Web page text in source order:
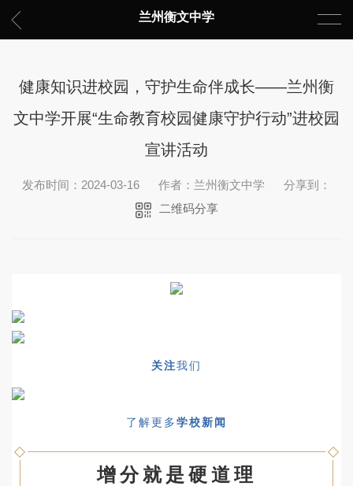
兰州衡文中学
健康知识进校园，守护生命伴成长——兰州衡
文中学开展“生命教育校园健康守护行动”进校园
宣讲活动
发布时间：2024-03-16 作者：兰州衡文中学
分享到：
二维码分享
关注我们
了解更多学校新闻
增分就是硬道理